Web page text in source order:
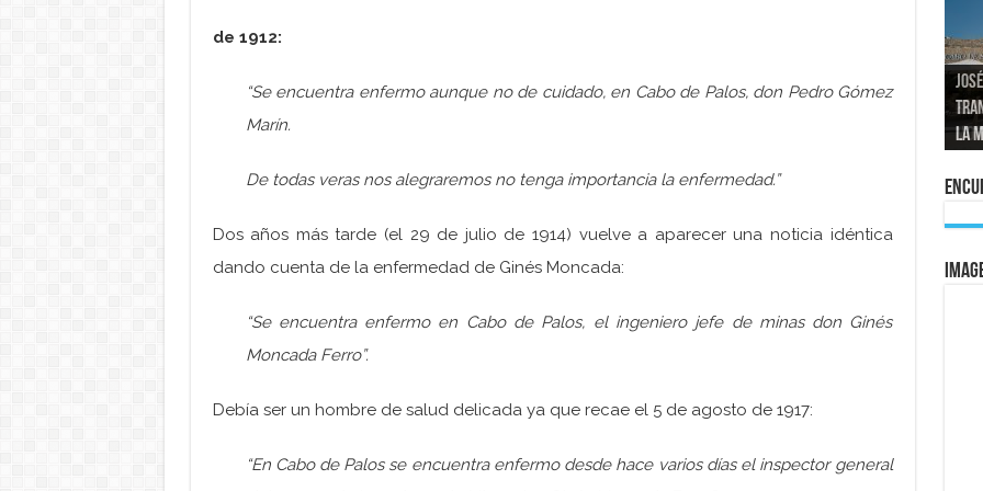
de 1912:
“Se encuentra enfermo aunque no de cuidado, en Cabo de Palos, don Pedro Gómez
Marín.
De todas veras nos alegraremos no tenga importancia la enfermedad.”
Dos años más tarde (el 29 de julio de 1914) vuelve a aparecer una noticia idéntica
dando cuenta de la enfermedad de Ginés Moncada:
“Se encuentra enfermo en Cabo de Palos, el ingeniero jefe de minas don Ginés
Moncada Ferro”.
Debía ser un hombre de salud delicada ya que recae el 5 de agosto de 1917:
“En Cabo de Palos se encuentra enfermo desde hace varios días el inspector general
La
La
El
al